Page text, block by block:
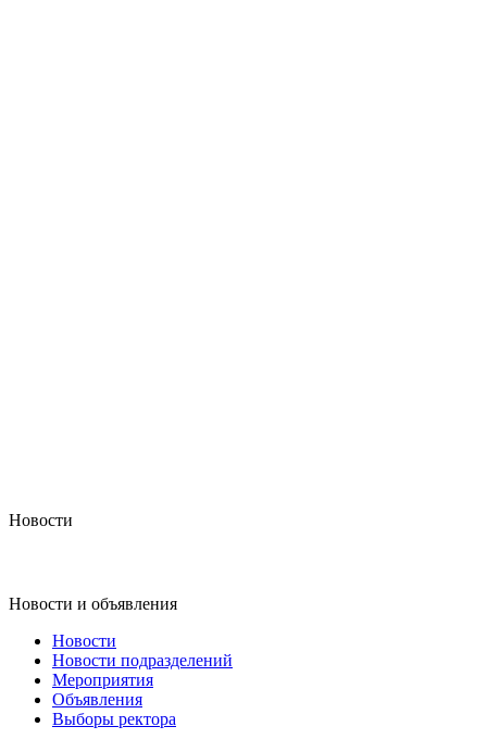
Новости
Новости и объявления
Новости
Новости подразделений
Мероприятия
Объявления
Выборы ректора